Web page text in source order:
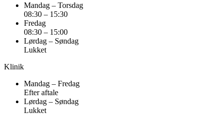
Mandag – Torsdag
08:30 – 15:30
Fredag
08:30 – 15:00
Lørdag – Søndag
Lukket
Klinik
Mandag – Fredag
Efter aftale
Lørdag – Søndag
Lukket